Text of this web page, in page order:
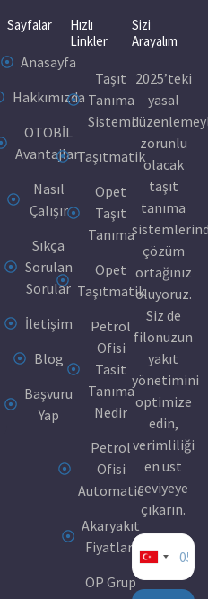
Sayfalar
Anasayfa
Hakkımızda
OTOBİL
Avantajları
Nasıl
Çalışır
Sıkça
Sorulan
Sorular
İletişim
Blog
Başvuru
Yap
Hızlı
Linkler
Taşıt
Tanıma
Sistemi
Taşıtmatik
Opet
Taşıt
Tanıma
Opet
Taşıtmatik
Petrol
Ofisi
Tasit
Tanıma
Nedir
Petrol
Ofisi
Automatic
Akaryakıt
Fiyatları
OP Grup
Sizi
Arayalım
2025’teki
yasal
zorunlu
olacak
taşıt
tanıma
çözüm
ortağınız
oluyoruz.
Siz de
filonuzun
yakıt
yönetimini
optimize
edin,
verimliliği
en üst
seviyeye
çıkarın.
Turkey
+90